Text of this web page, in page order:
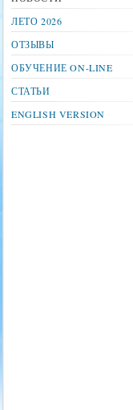
ЛЕТО 2026
ОТЗЫВЫ
ОБУЧЕНИЕ ON-LINE
СТАТЬИ
ENGLISH VERSION